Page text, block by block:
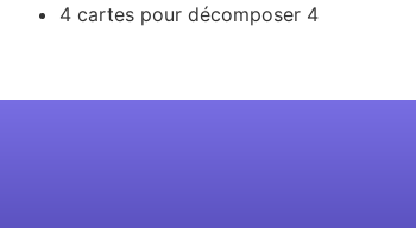
4 cartes pour décomposer 4